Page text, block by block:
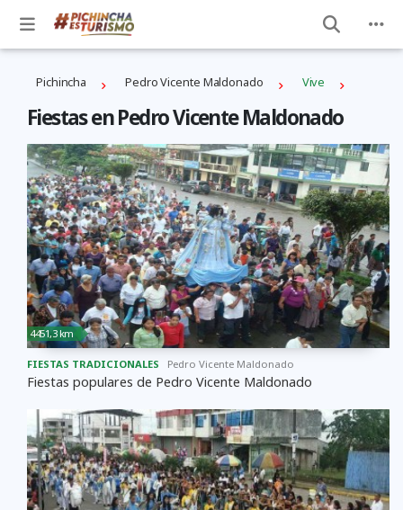
Pichincha Pedro Vicente Maldonado Vive
Fiestas en Pedro Vicente Maldonado
4451,3 km
FIESTAS TRADICIONALES Pedro Vicente Maldonado
Fiestas populares de Pedro Vicente Maldonado